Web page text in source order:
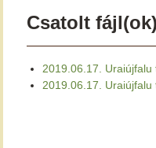
Csatolt
2019.06.17.
2019.06.17.